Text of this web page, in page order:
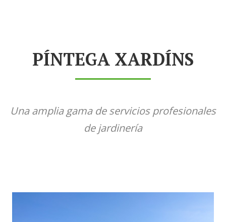
PÍNTEGA XARDÍNS
Una amplia gama de servicios profesionales
de jardinería